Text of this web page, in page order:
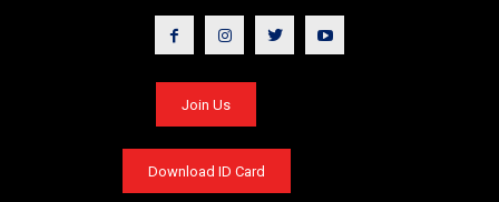
Join Us
Download ID Card